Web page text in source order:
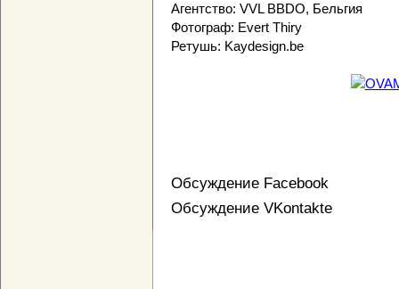
Агентство: VVL BBDO, Бельгия
Фотограф: Evert Thiry
Ретушь: Kaydesign.be
Обсуждение Facebook
Обсуждение VKontakte